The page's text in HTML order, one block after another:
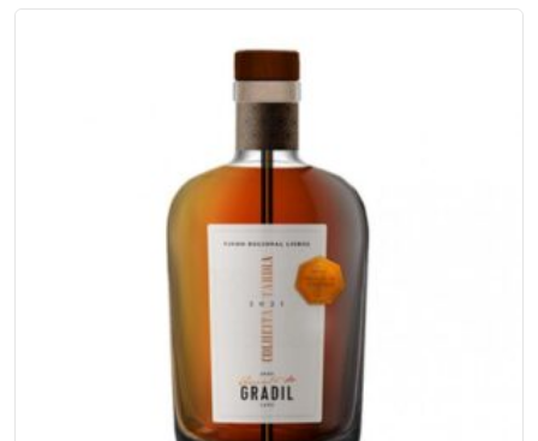
unidades